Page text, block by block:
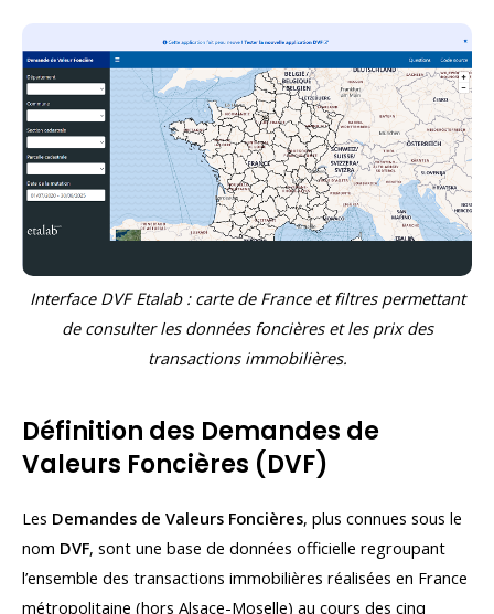
Interface DVF Etalab : carte de France et filtres permettant
de consulter les données foncières et les prix des
transactions immobilières.
Définition des Demandes de
Valeurs Foncières (DVF)
Les Demandes de Valeurs Foncières, plus connues sous le
nom DVF, sont une base de données officielle regroupant
l’ensemble des transactions immobilières réalisées en France
métropolitaine (hors Alsace-Moselle) au cours des cinq